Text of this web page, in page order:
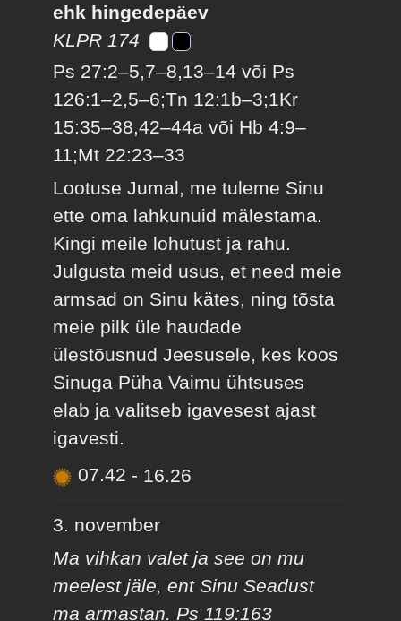
ehk hingedepäev
KLPR 174
Ps 27:2–5,7–8,13–14 või Ps
126:1–2,5–6;Tn 12:1b–3;1Kr
15:35–38,42–44a või Hb 4:9–
11;Mt 22:23–33
Lootuse Jumal, me tuleme Sinu
ette oma lahkunuid mälestama.
Kingi meile lohutust ja rahu.
Julgusta meid usus, et need meie
armsad on Sinu kätes, ning tõsta
meie pilk üle haudade
ülestõusnud Jeesusele, kes koos
Sinuga Püha Vaimu ühtsuses
elab ja valitseb igavesest ajast
igavesti.
07.42 - 16.26
3. november
Ma vihkan valet ja see on mu
meelest jäle, ent Sinu Seadust
ma armastan. Ps 119:163